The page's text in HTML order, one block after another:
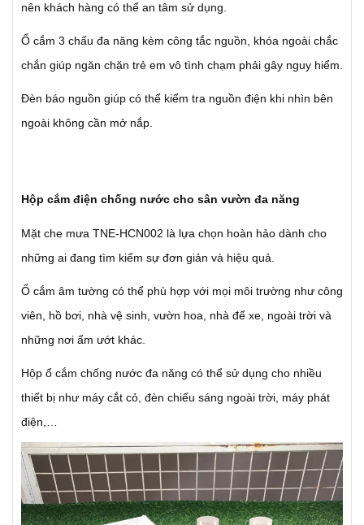
nên khách hàng có thể an tâm sử dụng.
Ổ cắm 3 chấu đa năng kèm công tắc nguồn, khóa ngoài chắc
chắn giúp ngăn chặn trẻ em vô tình chạm phải gây nguy hiểm.
Đèn báo nguồn giúp có thể kiểm tra nguồn điện khi nhìn bên
ngoài không cần mở nắp.
Hộp cắm điện chống nước cho sân vườn đa năng
Mặt che mưa TNE-HCN002 là lựa chọn hoàn hảo dành cho
những ai đang tìm kiếm sự đơn giản và hiệu quả.
Ổ cắm âm tường có thể phù hợp với mọi môi trường như công
viên, hồ bơi, nhà vệ sinh, vườn hoa, nhà để xe, ngoài trời và
những nơi ẩm ướt khác.
Hộp ổ cắm chống nước đa năng có thể sử dụng cho nhiều
thiết bị như máy cắt cỏ, đèn chiếu sáng ngoài trời, máy phát
điện,…